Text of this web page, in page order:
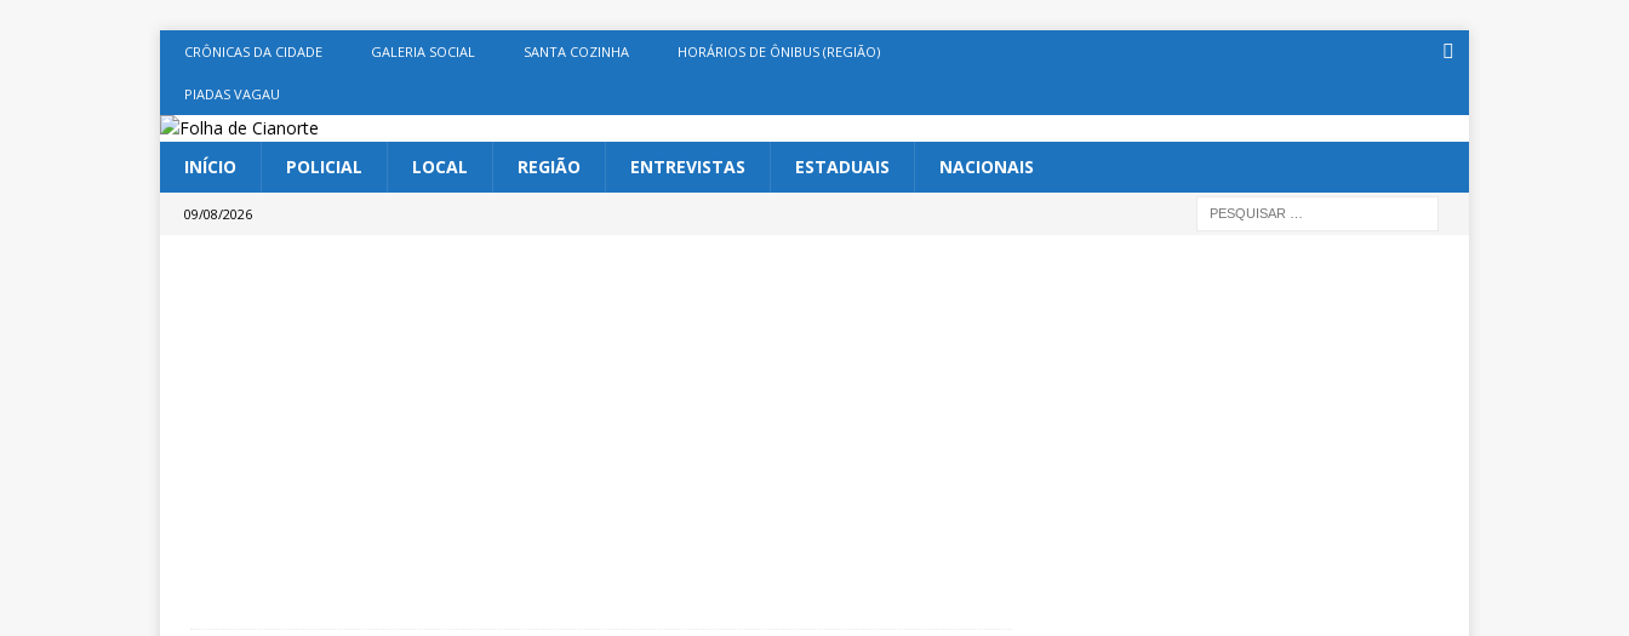
CRÔNICAS DA CIDADE GALERIA SOCIAL SANTA COZINHA HORÁRIOS DE ÔNIBUS (REGIÃO)
PIADAS VAGAU
INÍCIO POLICIAL LOCAL REGIÃO ENTREVISTAS ESTADUAIS NACIONAIS
09/08/2026